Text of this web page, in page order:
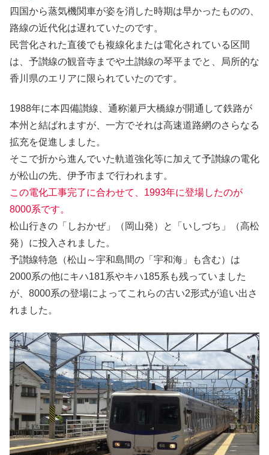
四国から蒸気機関車が姿を消した時期は早かったものの、
路線の近代化は遅れていたのです。
民営化された直後でも複線化または電化されている区間
は、予讃線の観音寺までや土讃線の琴平までと、局所的な
香川県のエリアに限られていたのです。
1988年に本四備讃線、通称瀬戸大橋線が開通して鉄路が
本州と結ばれますが、一方でそれは高速道路網のさらなる
拡充を促進しました。
そこで折から進んでいた軌道強化等に加えて予讃線の電化
が松山の先、伊予市まで行われます。
この電化工事完了に合わせて、1993年に登場したのが
8000系です。
松山行きの「しおかぜ」（岡山発）と「いしづち」（高松
発）に投入されました。
予讃線特急（松山～宇和島間の「宇和海」も含む）は
2000系の他にキハ181系やキハ185系も残っていました
が、8000系の登場によってこれらの古い2形式が追い出さ
れました。